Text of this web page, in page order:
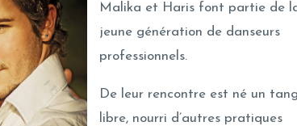
Malika et Haris font partie de
jeune génération de danseurs
professionnels.
De leur rencontre est né un
libre, nourri d’autres pratiques